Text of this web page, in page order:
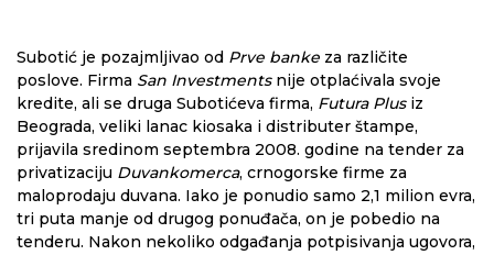
Subotić je pozajmljivao od Prve banke za različite
poslove. Firma San Investmentsnije otplaćivala svoje
kredite, ali se druga Subotićeva firma, Futura Plus iz
Beograda, veliki lanac kiosaka i distributer štampe,
prijavila sredinom septembra 2008. godine na tender za
privatizaciju Duvankomerca, crnogorske firme za
maloprodaju duvana. Iako je ponudio samo 2,1 milion evra,
tri puta manje od drugog ponuđača, on je pobedio na
tenderu. Nakon nekoliko odgađanja potpisivanja ugovora,